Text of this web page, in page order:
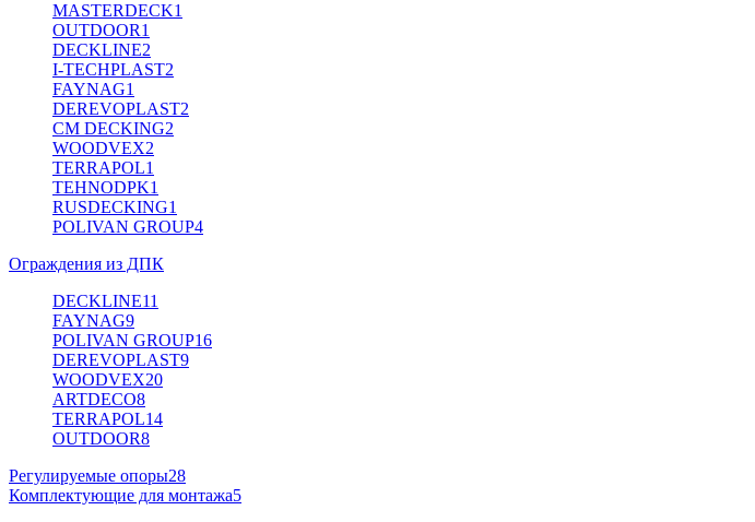
MASTERDECK1
OUTDOOR1
DECKLINE2
I-TECHPLAST2
FAYNAG1
DEREVOPLAST2
CM DECKING2
WOODVEX2
TERRAPOL1
TEHNODPK1
RUSDECKING1
POLIVAN GROUP4
Ограждения из ДПК
DECKLINE11
FAYNAG9
POLIVAN GROUP16
DEREVOPLAST9
WOODVEX20
ARTDECO8
TERRAPOL14
OUTDOOR8
Регулируемые опоры28
Комплектующие для монтажа5